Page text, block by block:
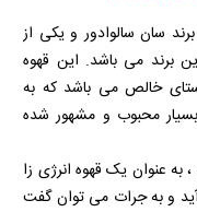
سان سالوادور و یکی از
برند می باشد. این قهوه
های 100 درصد روبوستای خالص می باشد که به
محبوب و مشهور شده
، به عنوان یک قهوه انرژی زا
و به جرات می توان گفت